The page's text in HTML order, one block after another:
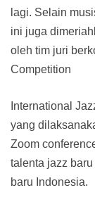
lagi. Selain
ini juga
oleh tim juri
Competition
International
yang
Zoom
talenta jazz
baru Indonesia.